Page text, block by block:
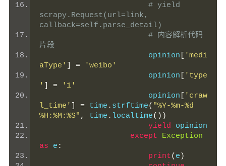
# yield
scrapy.Request(url=link,
callback=self.parse_detail)
# 内容解析代码
片段
opinion
'medi
aType'
=
'weibo'
opinion
'type
'
=
'1'
opinion
'craw
l_time'
= time . strftime( "%Y-%m-%d
%H:%M:%S" , time . localtime())
yield opinion
except
Exception
as e :
print( e )